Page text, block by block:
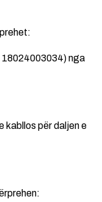
18024003034) nga
kabllos për daljen e